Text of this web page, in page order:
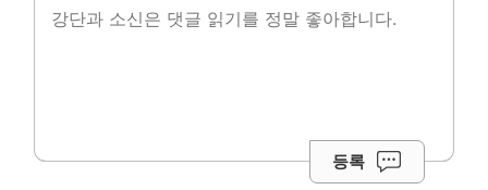
등록